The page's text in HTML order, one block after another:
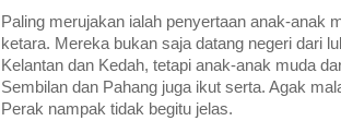
Paling merujakan ialah penyertaan anak-anak
ketara. Mereka bukan saja datang negeri dari
Kelantan dan Kedah, tetapi anak-anak muda
Sembilan dan Pahang juga ikut serta. Agak
Perak nampak tidak begitu jelas.